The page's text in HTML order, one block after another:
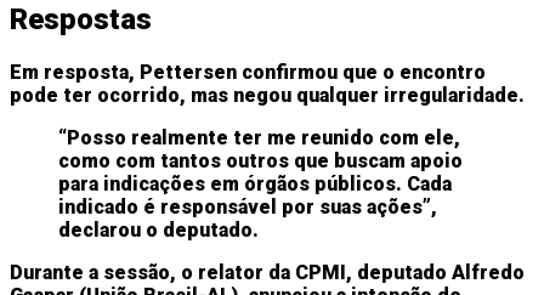
Respostas
Em resposta, Pettersen confirmou que o encontro
pode ter ocorrido, mas negou qualquer irregularidade.
“Posso realmente ter me reunido com ele,
como com tantos outros que buscam apoio
para indicações em órgãos públicos. Cada
indicado é responsável por suas ações”,
declarou o deputado.
Durante a sessão, o relator da CPMI, deputado Alfredo